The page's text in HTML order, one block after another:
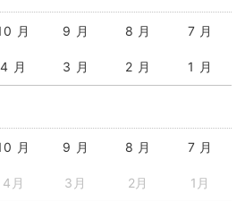
月 9 月 8 月 7 月
4 月 3 月 2 月 1 月
月 9 月 8 月 7 月
4月 3月 2月 1月